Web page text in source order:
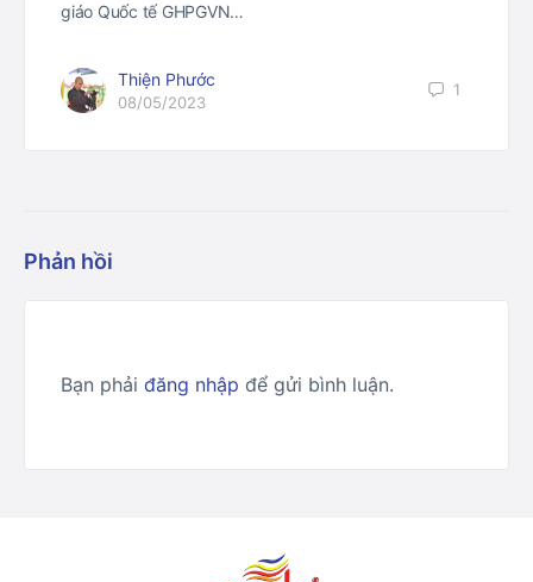
giáo Quốc tế GHPGVN…
Thiện Phước
08/05/2023
1
Phản hồi
Bạn phải đăng nhập để gửi bình luận.